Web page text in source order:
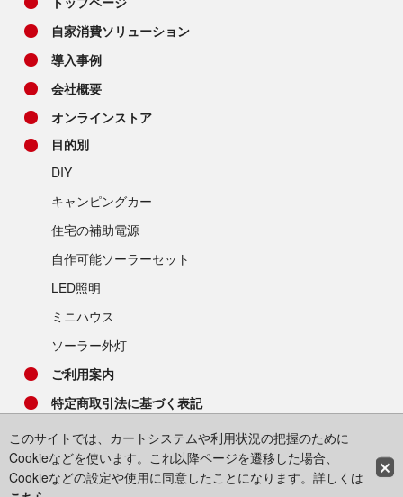
自家消費ソリューション
導入事例
会社概要
オンラインストア
目的別
DIY
キャンピングカー
住宅の補助電源
自作可能ソーラーセット
LED照明
ミニハウス
ソーラー外灯
ご利用案内
特定商取引法に基づく表記
このサイトでは、カートシステムや利用状況の把握のために
Cookieなどを使います。これ以降ページを遷移した場合、
Cookieなどの設定や使用に同意したことになります。詳しくは